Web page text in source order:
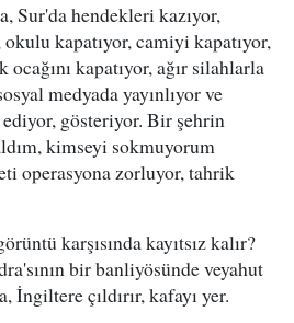
Sur'da hendekleri kazıyor,
kapatıyor, camiyi kapatıyor,
kapatıyor, ağır silahlarla
medyada yayınlıyor ve
ediyor, gösteriyor. Bir şehrin
kimseyi sokmuyorum
operasyona zorluyor, tahrik
karşısında kayıtsız kalır?
bir banliyösünde veyahut
İngiltere çıldırır, kafayı yer.